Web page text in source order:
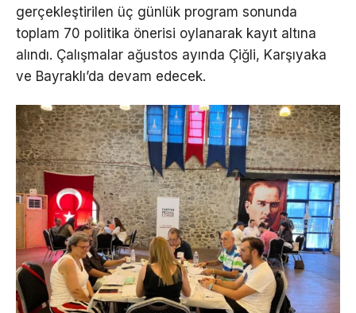
gerçekleştirilen üç günlük program sonunda
toplam 70 politika önerisi oylanarak kayıt altına
alındı. Çalışmalar ağustos ayında Çiğli, Karşıyaka
ve Bayraklı’da devam edecek.